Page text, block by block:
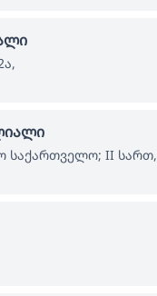
საქართველო; II სართ,